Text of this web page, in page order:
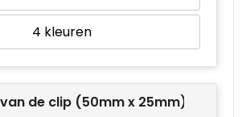
4
de clip (50mm x 25mm)